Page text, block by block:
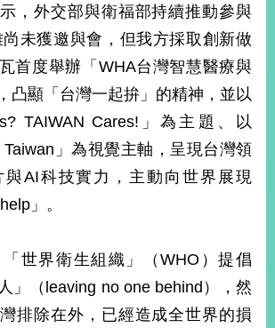
，外交部與衛福部持續推動參與
未獲邀與會，但我方採取創新做
首度舉辦「WHA台灣智慧醫療與
凸顯「台灣一起拚」的精神，並以
TAIWAN Cares!」為主題、以
Taiwan」為視覺主軸，呈現台灣領
與AI科技實力，主動向世界展現
」。
世界衛生組織」（WHO）提倡
」（leaving no one behind），然
排除在外，已經造成全世界的損